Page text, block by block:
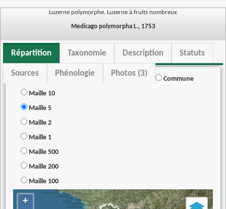
Luzerne polymorphe, Luzerne à fruits nombreux
Medicago polymorpha L., 1753
Répartition Taxonomie Description Statuts
Sources Phénologie Photos (3)
Commune
Maille 10
Maille 5
Maille 2
Maille 1
Maille 500
Maille 200
Maille 100
+